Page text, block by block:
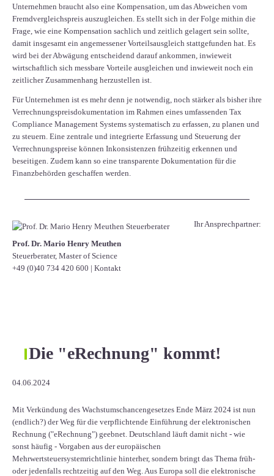
Unternehmen braucht also eine Kompensation, um das Abweichen vom
Fremdvergleichspreis auszugleichen. Es stellt sich in der Folge mithin die
Frage, wie eine Kompensation sachlich und zeitlich gelagert sein sollte,
damit insgesamt ein angemessener Vorteilsausgleich stattgefunden hat. Es
wird bei der Abwägung entscheidend darauf ankommen, inwieweit
wirtschaftlich sich messbare Vorteile ausgleichen und inwieweit noch ein
zeitlicher Zusammenhang herzustellen ist.
Für Unternehmen ist es mehr denn je notwendig, noch stärker als bisher ihre
Verrechnungspreisdokumentation im Rahmen eines umfassenden Tax
Compliance Management Systems systematisch zu erfassen, zu planen und
zu steuern. Eine zentrale und integrierte Erfassung und Steuerung der
Verrechnungspreise können Inkonsistenzen frühzeitig erkennen und
beseitigen. Zudem kann so eine transparente Dokumentation für die
Finanzbehörden geschaffen werden.
Ihr Ansprechpartner:
Prof. Dr. Mario Henry Meuthen
Steuerberater, Master of Science
+49 (0)40 734 420 600 | Kontakt
Die "eRechnung" kommt!
04.06.2024
Mit Verkündung des Wachstumschancengesetzes Ende März 2024 ist nun
(endlich?) der Weg für die verpflichtende Einführung der elektronischen
Rechnung ("eRechnung") geebnet. Deutschland läuft damit nicht - wie
sonst häufig - Vorgaben aus der europäischen
Mehrwertsteuersystemrichtlinie hinterher, sondern bringt das Thema früh-
oder jedenfalls rechtzeitig auf den Weg. Aus Europa soll die elektronische